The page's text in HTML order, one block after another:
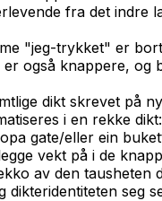
fra det indre
"jeg-trykket" er
knappere, og
dikt skrevet på
i en rekke
gate/eller ein
vekt på i de
av den
seg